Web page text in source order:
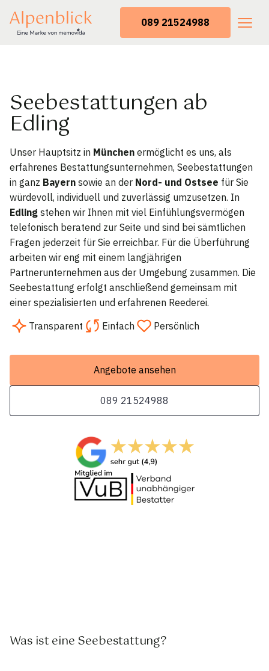
089 21524988
Seebestattungen ab
Edling
Unser Hauptsitz in München ermöglicht es uns, als
erfahrenes Bestattungsunternehmen, Seebestattungen
in ganz Bayern sowie an der Nord- und Ostsee für Sie
würdevoll, individuell und zuverlässig umzusetzen. In
Edling stehen wir Ihnen mit viel Einfühlungsvermögen
telefonisch beratend zur Seite und sind bei sämtlichen
Fragen jederzeit für Sie erreichbar. Für die Überführung
arbeiten wir eng mit einem langjährigen
Partnerunternehmen aus der Umgebung zusammen. Die
Seebestattung erfolgt anschließend gemeinsam mit
einer spezialisierten und erfahrenen Reederei.
Transparent
Einfach Persönlich
Angebote ansehen
089 21524988
Was ist eine Seebestattung?